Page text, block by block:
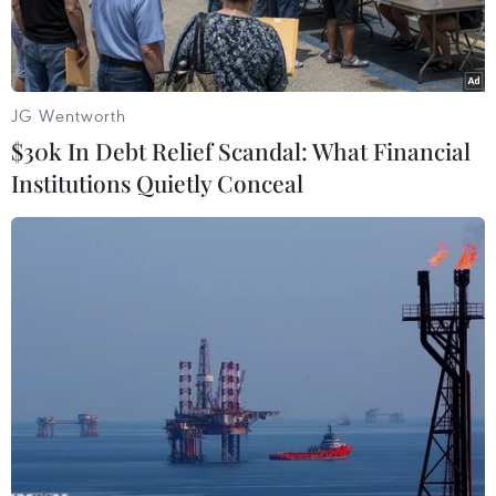
(Ảnh minh họa: Trần Việt/TTXVN)
Theo Phó Trưởng ban Ban Quản lý các khu công
nghiệp tỉnh Tiền Giang Nguyễn Thanh Liêm,
hiện nay Tiền Giang đã thu hút được 186 dự án
đầu tư vào các khu, cụm công nghiệp trên địa
JG Wentworth
$30k In Debt Relief Scandal: What Financial
Institutions Quietly Conceal